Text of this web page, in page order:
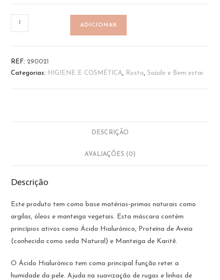
Quantidade
de
Máscara
Sólida
ADICIONAR
REF:290021
Categorias:
HIGIENE E COSMÉTICA, Rosto,Saúde e Bem estar
DESCRIÇÃO
AVALIAÇÕES (0)
Descrição
Este produto tem como base matérias-primas naturais como
argilas, óleos e manteiga vegetais. Esta máscara contém
princípios ativos como Ácido Hialurónico, Proteína de Aveia
(conhecida como seda Natural) e Manteiga de Karitê.
O Ácido Hialurónico tem como principal função reter a
humidade da pele. Ajuda na suavização de rugas e linhas de